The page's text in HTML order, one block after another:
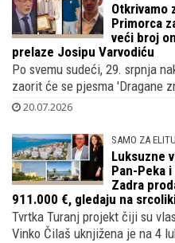
Otkrivamo
Primorca
veći broj
prelaze Josipu Varvodiću
Po svemu sudeći, 29. srpnja
zaorit će se pjesma 'Dragane
20.07.2026
SAMO ZA ELITU
Luksuzne
Pan-Peka
Zadra
911.000 €, gledaju na
Tvrtka Turanj projekt čiji su
Vinko Čilaš uknjižena je na 4